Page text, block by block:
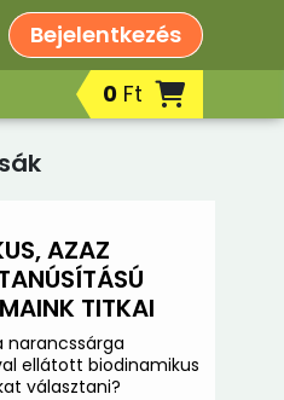
Bejelentkezés
0 Ft
AZAZ
TITKAI
narancssárga
ellátott biodinamikus
választani?